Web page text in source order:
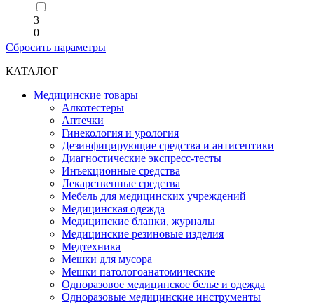
3
0
Сбросить параметры
КАТАЛОГ
Медицинские товары
Алкотестеры
Аптечки
Гинекология и урология
Дезинфицирующие средства и антисептики
Диагностические экспресс-тесты
Инъекционные средства
Лекарственные средства
Мебель для медицинских учреждений
Медицинская одежда
Медицинские бланки, журналы
Медицинские резиновые изделия
Медтехника
Мешки для мусора
Мешки патологоанатомические
Одноразовое медицинское белье и одежда
Одноразовые медицинские инструменты